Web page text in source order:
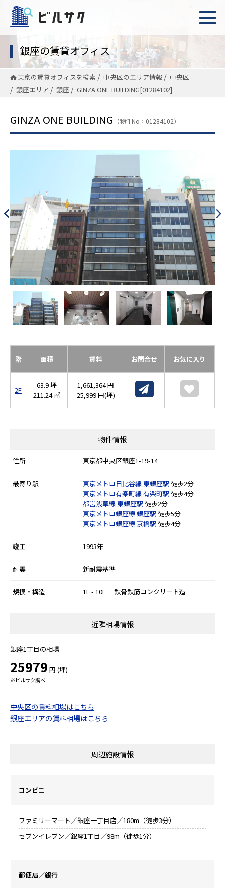
銀座の賃貸オフィス
東京の賃貸オフィスを検索 中央区のエリア情報
中央区
銀座エリア
銀座 GINZA ONE BUILDING[01284102]
GINZA ONE BUILDING （物件No：01284102）
階 面積 賃料 お問合せ お気に入り
2F
63.9 坪
211.24 ㎡
1,661,364 円
25,999 円(坪)
物件情報
住所 東京都中央区銀座1-19-14
最寄り駅 東京メトロ日比谷線 東銀座駅 徒歩2分
東京メトロ有楽町線有楽町駅 徒歩4分
都営浅草線 東銀座駅 徒歩2分
東京メトロ銀座線銀座駅 徒歩5分
東京メトロ銀座線 京橋駅 徒歩4分
竣工 1993年
耐震 新耐震基準
規模・構造 1F - 10F 鉄骨鉄筋コンクリート造
近隣相場情報
銀座1丁目の相場
25979 円 (坪)
※ビルサク調べ
中央区の賃料相場はこちら
銀座エリアの賃料相場はこちら
周辺施設情報
コンビニ
ファミリーマート／銀座一丁目店／180m（徒歩3分）
セブンイレブン／銀座1丁目／98m（徒歩1分）
郵便局／銀行